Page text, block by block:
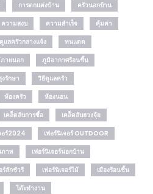
การตกแต่งบ้าน
ครัวนอกบ้าน
ความสงบ ความสำเร็จ
คุ้มค่า
ดูแลครัวกลางแจ้ง
ทนแดด
ายนอก
ภูมิอากาศร้อนชื้น
รักษา
วิธีดูแลครัว
ห้องครัว
ห้องนอน
เคล็ดลับการซื้อ
เคล็ดลับฮวงจุ้ย
อร์2024
เฟอร์นิเจอร์ OUTDOOR
ภาพ
เฟอร์นิเจอร์นอกบ้าน
ร์ลักชัวรี เฟอร์นิเจอร์ไม้
เมืองร้อนชื้น
โต๊ะทำงาน